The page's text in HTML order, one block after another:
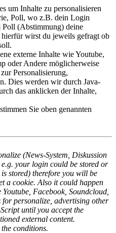
um Inhalte zu personalisieren
Poll, wo z.B. dein Login
Poll (Abstimmung) deine
wirst du jeweils gefragt ob
externe Inhalte wie Youtube,
oder Andere möglicherweise
Personalisierung,
Dies werden wir durch Java-
das anklicken der Inhalte,
Sie oben genannten
(News-System, Diskussion
your login could be stored or
stored) therefore you will be
a cookie. Also it could happen
Facebook, Soundcloud,
for personalize, advertising other
until you accept the
external content.
conditions.